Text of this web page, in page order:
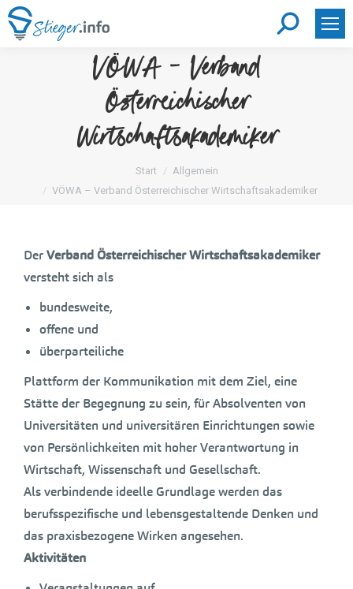
Search:
VÖWA – Verband
Österreichischer
Wirtschaftsakademiker
Sie befinden sich hier:Start
Allgemein
VÖWA – Verband Österreichischer Wirtschaftsakademiker
DerVerband Österreichischer Wirtschaftsakademiker
versteht sich als
bundesweite,
offene und
überparteiliche
Plattform der Kommunikation mit dem Ziel, eine
Stätte der Begegnung zu sein, für Absolventen von
Universitäten und universitären Einrichtungen sowie
von Persönlichkeiten mit hoher Verantwortung in
Wirtschaft, Wissenschaft und Gesellschaft.
Als verbindende ideelle Grundlage werden das
berufsspezifische und lebensgestaltende Denken und
das praxisbezogene Wirken angesehen.
Aktivitäten